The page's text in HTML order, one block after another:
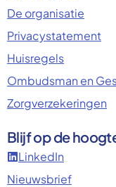
De organisatie
Privacystatement
Huisregels
Ombudsman en
Zorgverzekeringen
Blijf op de
LinkedIn
Nieuwsbrief